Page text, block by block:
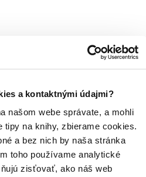
a kontaktnými údajmi?
našom webe správate, a mohli
na knihy, zbierame cookies.
a bez nich by naša stránka
toho používame analytické
zisťovať, ako náš web